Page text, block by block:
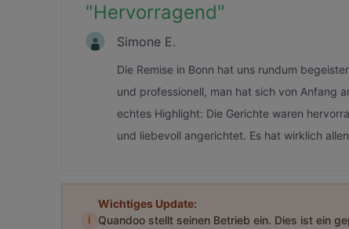
"Hervorragend"
Simone E.
Die Remise in Bonn hat uns rundum
und professionell, man hat sich von Anfang
echtes Highlight: Die Gerichte waren
und liebevoll angerichtet. Es hat wirklich
i
Wichtiges Update:
Quandoo stellt seinen Betrieb ein. Dies ist ein